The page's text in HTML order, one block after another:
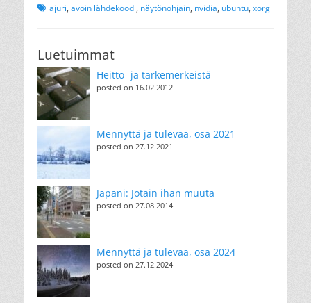
Tagsajuri, avoin lähdekoodi, näytönohjain, nvidia, ubuntu, xorg
Luetuimmat
Heitto- ja tarkemerkeistä
posted on 16.02.2012
Mennyttä ja tulevaa, osa 2021
posted on 27.12.2021
Japani: Jotain ihan muuta
posted on 27.08.2014
Mennyttä ja tulevaa, osa 2024
posted on 27.12.2024